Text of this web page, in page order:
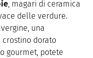
, magari di ceramica
delle verdure.
una
dorato
gourmet, potete